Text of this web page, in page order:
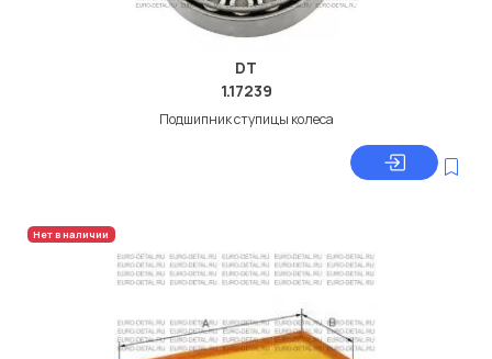
DT
1.17239
Подшипник ступицы колеса
Нет в наличии